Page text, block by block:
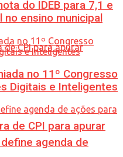
de CPI para apurar
do IDEB para 7,1 e
ensino municipal
no 11º Congresso
Digitais e Inteligentes
agenda de